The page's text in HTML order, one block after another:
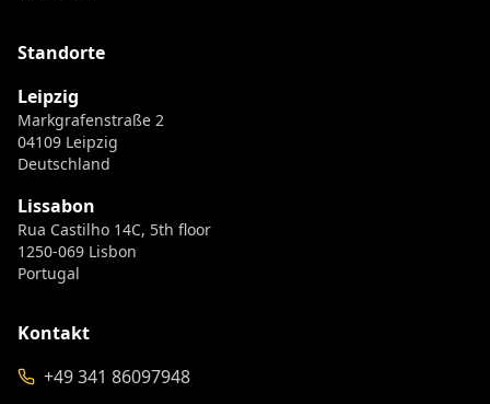
Standorte
Leipzig
Markgrafenstraße 2
04109 Leipzig
Deutschland
Lissabon
Rua Castilho 14C, 5th floor
1250-069 Lisbon
Portugal
Kontakt
+49 341 86097948